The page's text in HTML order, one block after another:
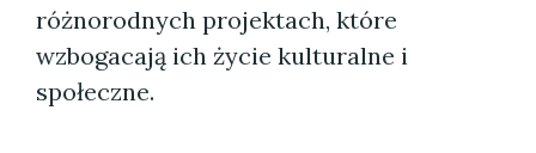
różnorodnych projektach, które
wzbogacają ich życie kulturalne i
społeczne.